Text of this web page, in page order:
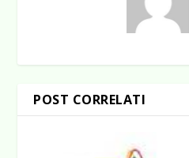
POST CORRELATI